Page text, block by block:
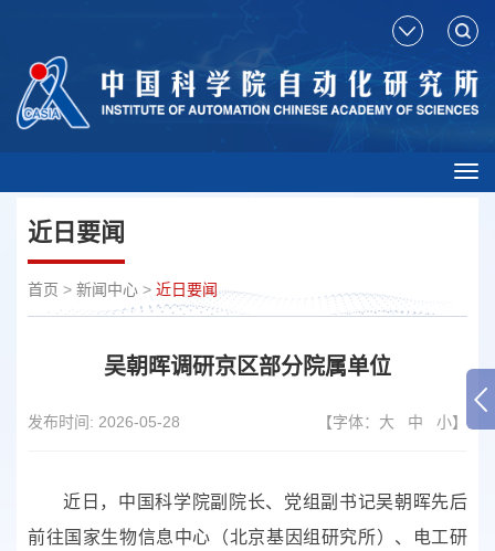
近日要闻
首页 > 新闻中心 > 近日要闻
吴朝晖调研京区部分院属单位
发布时间: 2026-05-28 【字体： 大 中 小】
近日，中国科学院副院长、党组副书记吴朝晖先后
前往国家生物信息中心（北京基因组研究所）、电工研